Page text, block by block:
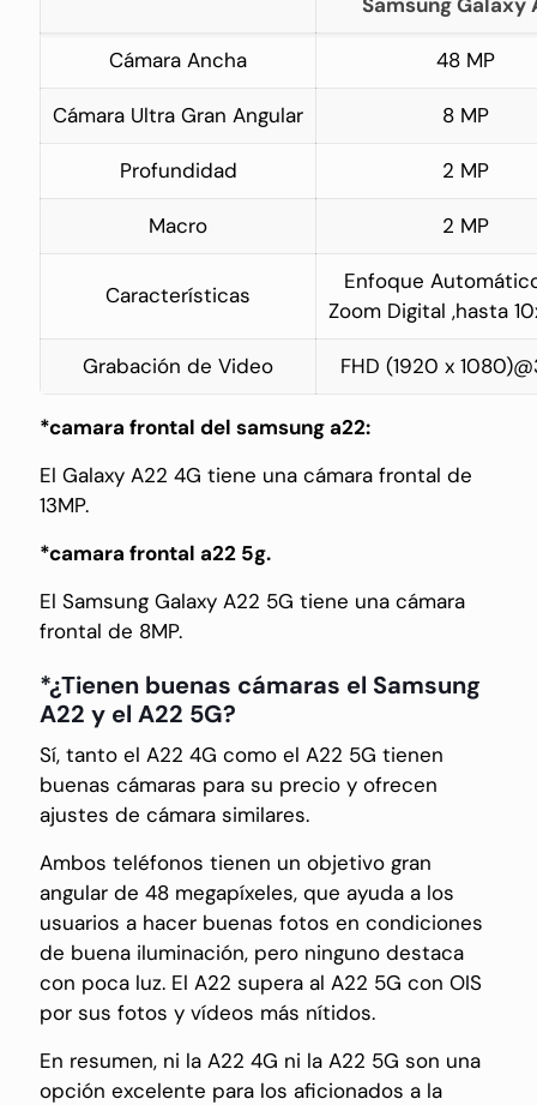
Cámara Ancha 48 MP
Cámara Ultra Gran Angular 8 MP
Profundidad 2 MP
Macro 2 MP
Características
Enfoque
Zoom Digital ,hasta
Grabación de Video FHD (1920 x
*camara frontal del samsung a22:
El Galaxy A22 4G tiene una cámara frontal de
13MP.
*camara frontal a22 5g.
El Samsung Galaxy A22 5G tiene una cámara
frontal de 8MP.
*¿Tienen buenas cámaras el Samsung
A22 y el A22 5G?
Sí, tanto el A22 4G como el A22 5G tienen
buenas cámaras para su precio y ofrecen
ajustes de cámara similares.
Ambos teléfonos tienen un objetivo gran
angular de 48 megapíxeles, que ayuda a los
usuarios a hacer buenas fotos en condiciones
de buena iluminación, pero ninguno destaca
con poca luz. El A22 supera al A22 5G con OIS
por sus fotos y vídeos más nítidos.
En resumen, ni la A22 4G ni la A22 5G son una
opción excelente para los aficionados a la